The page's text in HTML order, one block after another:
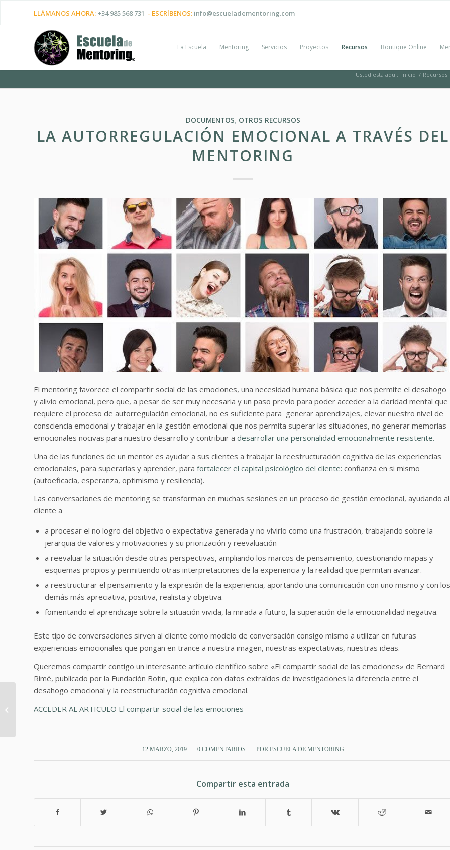
LLÁMANOS AHORA: +34 985 568 731 - ESCRÍBENOS: info@escueladementoring.com
La Escuela Mentoring Servicios Proyectos Recursos Boutique Online
Usted está aquí: Inicio / Recursos
DOCUMENTOS, OTROS RECURSOS
LA AUTORREGULACIÓN EMOCIONAL A TRAVÉS DEL
MENTORING
El mentoring favorece el compartir social de las emociones, una necesidad humana básica que nos permite el desahogo
y alivio emocional, pero que, a pesar de ser muy necesaria y un paso previo para poder acceder a la claridad mental que
requiere el proceso de autorregulación emocional, no es suficiente para generar aprendizajes, elevar nuestro nivel de
consciencia emocional y trabajar en la gestión emocional que nos permita superar las situaciones, no generar memorias
emocionales nocivas para nuestro desarrollo y contribuir a desarrollar una personalidad emocionalmente resistente.
Una de las funciones de un mentor es ayudar a sus clientes a trabajar la reestructuración cognitiva de las experiencias
emocionales, para superarlas y aprender, para fortalecer el capital psicológico del cliente: confianza en si mismo
(autoeficacia, esperanza, optimismo y resiliencia).
Las conversaciones de mentoring se transforman en muchas sesiones en un proceso de gestión emocional, ayudando al
cliente a
a procesar el no logro del objetivo o expectativa generada y no vivirlo como una frustración, trabajando sobre la
jerarquia de valores y motivaciones y su priorización y reevaluación
a reevaluar la situación desde otras perspectivas, ampliando los marcos de pensamiento, cuestionando mapas y
esquemas propios y permitiendo otras interpretaciones de la experiencia y la realidad que permitan avanzar.
a reestructurar el pensamiento y la expresión de la experiencia, aportando una comunicación con uno mismo y con los
demás más apreciativa, positiva, realista y objetiva.
fomentando el aprendizaje sobre la situación vivida, la mirada a futuro, la superación de la emocionalidad negativa.
Este tipo de conversaciones sirven al cliente como modelo de conversación consigo mismo a utilizar en futuras
experiencias emocionales que pongan en trance a nuestra imagen, nuestras expectativas, nuestras ideas.
Queremos compartir contigo un interesante artículo científico sobre «El compartir social de las emociones» de Bernard
Rimé, publicado por la Fundación Botin, que explica con datos extraídos de investigaciones la diferencia entre el
desahogo emocional y la reestructuración cognitiva emocional.
ACCEDER AL ARTICULO El compartir social de las emociones
12 MARZO, 2019
/ 0 COMENTARIOS
/ POR ESCUELA DE MENTORING
Compartir esta entrada
experimentar una